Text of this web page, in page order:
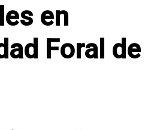
en
Foral de